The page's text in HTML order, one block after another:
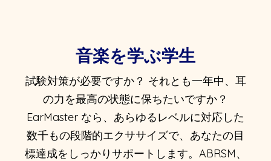
音楽を学ぶ学生
試験対策が必要ですか？ それとも一年中、耳
の力を最高の状態に保ちたいですか？
EarMaster なら、あらゆるレベルに対応した
数千もの段階的エクササイズで、あなたの目
標達成をしっかりサポートします。ABRSM、